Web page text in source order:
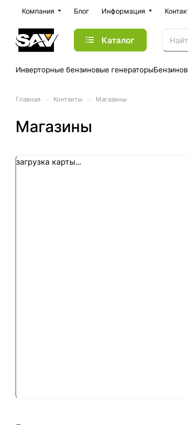
Компания Блог Информация
Каталог
Инверторные бензиновые генераторы
Главная Контакты Магазины
Магазины
загрузка карты...